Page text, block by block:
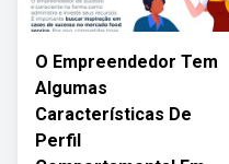
O Empreendedor Tem
Algumas
Características De
Perfil